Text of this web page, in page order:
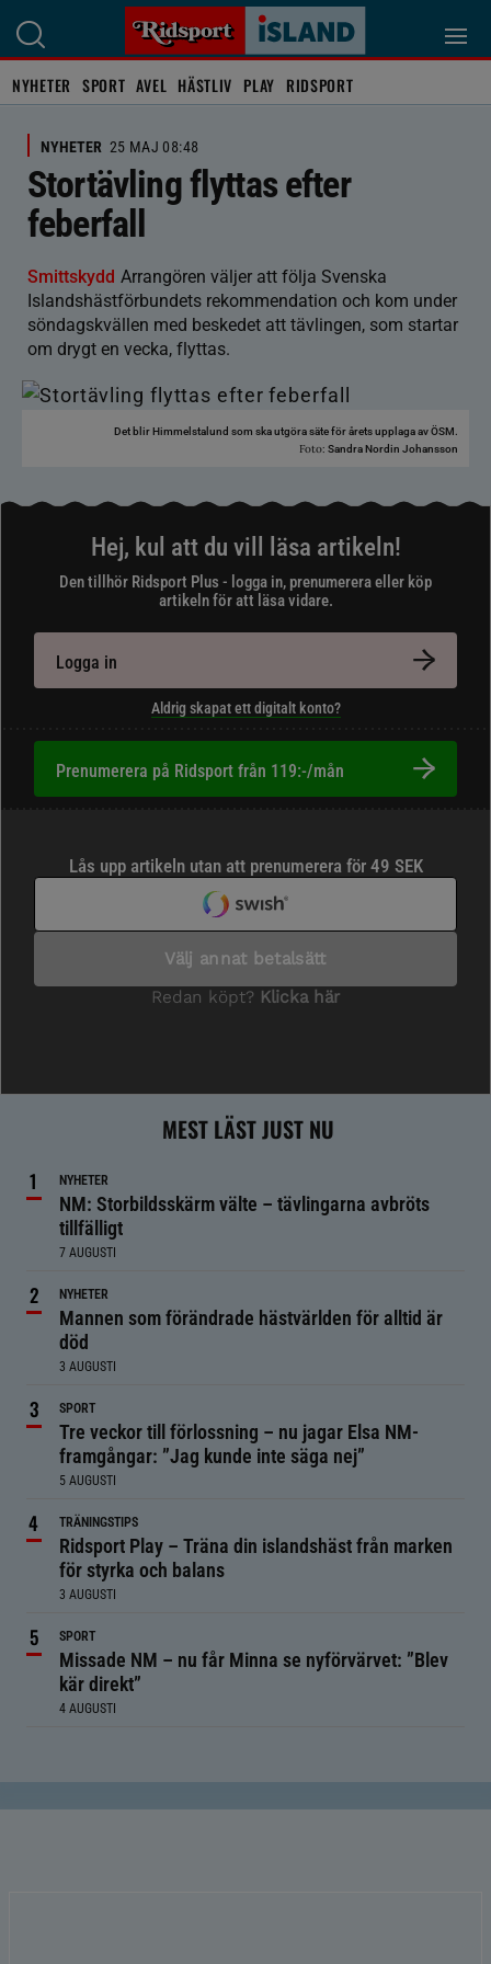
NYHETER SPORT AVEL HÄSTLIV PLAY RIDSPORT
NYHETER 25 MAJ 08:48
Stortävling flyttas efter
feberfall
Smittskydd Arrangören väljer att följa Svenska
Islandshästförbundets rekommendation och kom under
söndagskvällen med beskedet att tävlingen, som startar
om drygt en vecka, flyttas.
Det blir Himmelstalund som ska utgöra säte för årets upplaga av ÖSM.
Foto: Sandra Nordin Johansson
Hej, kul att du vill läsa artikeln!
Den tillhör Ridsport Plus - logga in, prenumerera eller köp
artikeln för att läsa vidare.
Logga in
Aldrig skapat ett digitalt konto?
Prenumerera på Ridsport från 119:-/mån
MEST LÄST JUST NU
NYHETER
NM: Storbildsskärm välte – tävlingarna avbröts
tillfälligt
7 AUGUSTI
NYHETER
Mannen som förändrade hästvärlden för alltid är
död
3 AUGUSTI
SPORT
Tre veckor till förlossning – nu jagar Elsa NM-
framgångar: ”Jag kunde inte säga nej”
5 AUGUSTI
TRÄNINGSTIPS
Ridsport Play – Träna din islandshäst från marken
för styrka och balans
3 AUGUSTI
SPORT
Missade NM – nu får Minna se nyförvärvet: ”Blev
kär direkt”
4 AUGUSTI